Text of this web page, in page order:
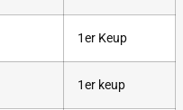
1er Keup
1er keup